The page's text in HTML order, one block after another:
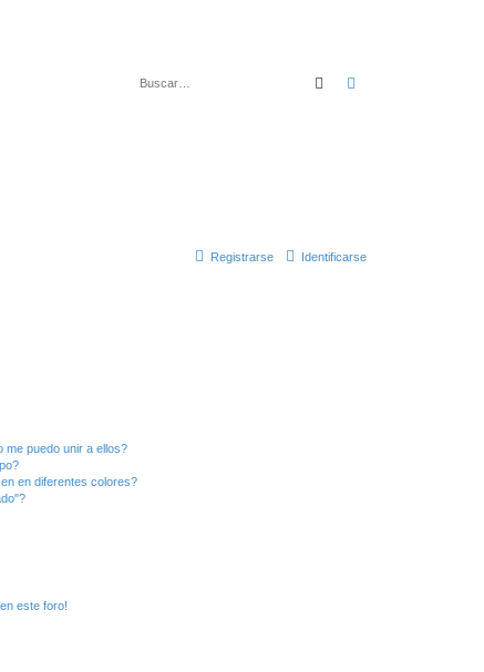
Buscar
Identificarse
Registrarse
puedo unir a ellos?
en diferentes colores?
este foro!